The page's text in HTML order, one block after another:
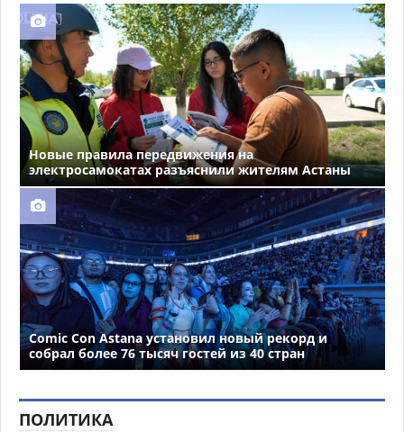
Новые правила передвижения на
электросамокатах разъяснили жителям Астаны
Comic Con Astana установил новый рекорд и
собрал более 76 тысяч гостей из 40 стран
ПОЛИТИКА